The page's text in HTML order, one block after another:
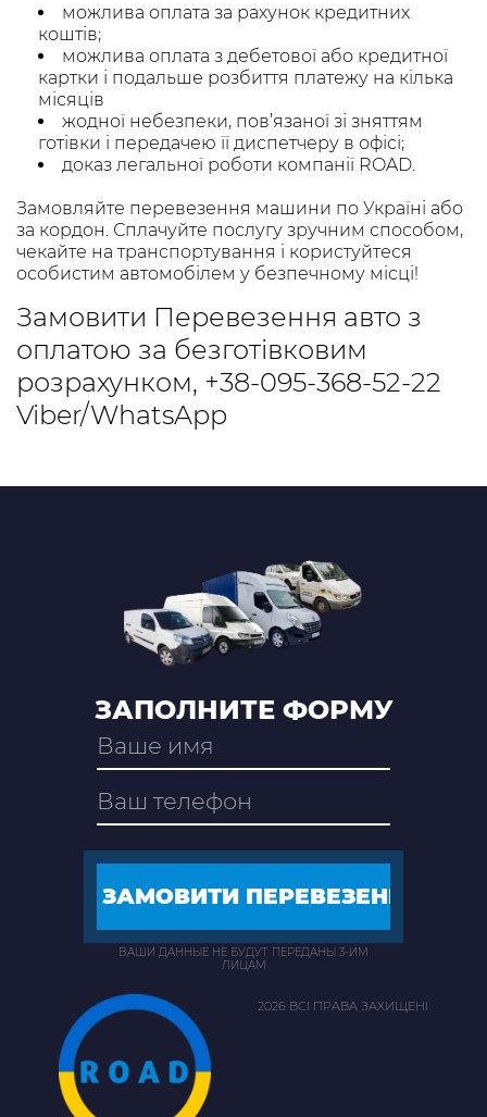
можлива оплата за рахунок кредитних
коштів;
можлива оплата з дебетової або кредитної
картки і подальше розбиття платежу на кілька
місяців
жодної небезпеки, пов’язаної зі зняттям
готівки і передачею її диспетчеру в офісі;
доказ легальної роботи компанії ROAD.
Замовляйте перевезення машини по Україні або
за кордон. Сплачуйте послугу зручним способом,
чекайте на транспортування і користуйтеся
особистим автомобілем у безпечному місці!
Замовити Перевезення авто з
оплатою за безготівковим
розрахунком, +38-095-368-52-22
Viber/WhatsApp
ЗАПОЛНИТЕ ФОРМУ
ВАШИ ДАННЫЕ НЕ БУДУТ ПЕРЕДАНЫ 3-ИМ
ЛИЦАМ
2026 ВСІ ПРАВА ЗАХИЩЕНІ